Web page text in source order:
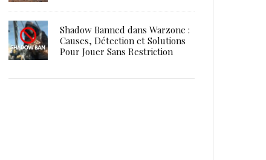
Shadow Banned dans Warzone :
Causes, Détection et Solutions
Pour Jouer Sans Restriction